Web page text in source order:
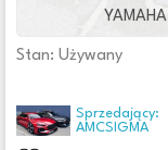
Stan: Używany
Sprzedający:
AMCSIGMA